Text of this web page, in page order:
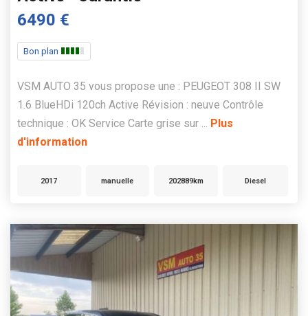
6490 €
Bon plan
VSM AUTO 35 vous propose une : PEUGEOT 308 II SW
1.6 BlueHDi 120ch Active Révision : neuve Contrôle
technique : OK Service Carte grise sur ... Plus
d'information
2017 manuelle 202889km Diesel